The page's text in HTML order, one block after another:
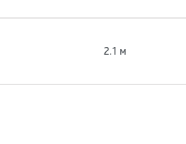
2.1 м